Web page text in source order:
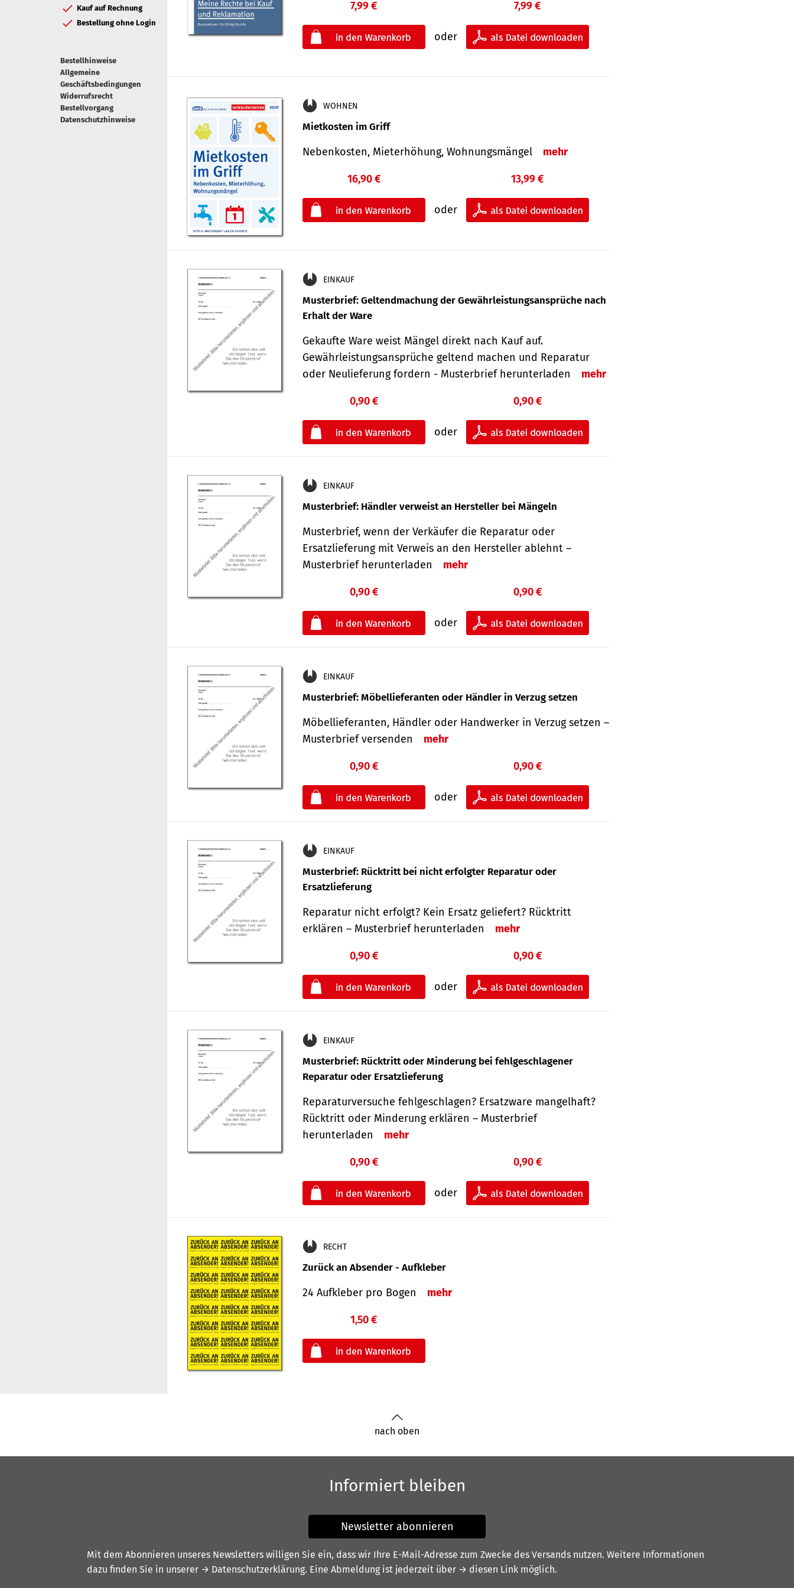
Kauf auf Rechnung
Bestellung ohne Login
Bestellhinweise
Allgemeine
Geschäftsbedingungen
Widerrufsrecht
Bestellvorgang
Datenschutzhinweise
7,99 €
oder
7,99 €
WOHNEN
Mietkosten im Griff
Nebenkosten, Mieterhöhung, Wohnungsmängel mehr
16,90 €
oder
13,99 €
EINKAUF
Musterbrief: Geltendmachung der Gewährleistungsansprüche nach
Erhalt der Ware
Gekaufte Ware weist Mängel direkt nach Kauf auf.
Gewährleistungsansprüche geltend machen und Reparatur
oder Neulieferung fordern - Musterbrief herunterladen
mehr
0,90 €
oder
0,90 €
EINKAUF
Musterbrief: Händler verweist an Hersteller bei Mängeln
Musterbrief, wenn der Verkäufer die Reparatur oder
Ersatzlieferung mit Verweis an den Hersteller ablehnt –
Musterbrief herunterladen
mehr
0,90 €
oder
0,90 €
EINKAUF
Musterbrief: Möbellieferanten oder Händler in Verzug setzen
Möbellieferanten, Händler oder Handwerker in Verzug setzen –
Musterbrief versenden
mehr
0,90 €
oder
0,90 €
EINKAUF
Musterbrief: Rücktritt bei nicht erfolgter Reparatur oder
Ersatzlieferung
Reparatur nicht erfolgt? Kein Ersatz geliefert? Rücktritt
erklären – Musterbrief herunterladen
mehr
0,90 €
oder
0,90 €
EINKAUF
Musterbrief: Rücktritt oder Minderung bei fehlgeschlagener
Reparatur oder Ersatzlieferung
Reparaturversuche fehlgeschlagen? Ersatzware mangelhaft?
Rücktritt oder Minderung erklären – Musterbrief
herunterladen
mehr
0,90 €
oder
0,90 €
RECHT
Zurück an Absender - Aufkleber
24 Aufkleber pro Bogen mehr
1,50 €
nach oben
Informiert bleiben
Newsletter abonnieren
Mit dem Abonnieren unseres Newsletters willigen Sie ein, dass wir Ihre E-Mail-Adresse zum Zwecke des Versands nutzen. Weitere Informationen
dazu finden Sie in unserer → Datenschutzerklärung. Eine Abmeldung ist jederzeit über → diesen Link möglich.